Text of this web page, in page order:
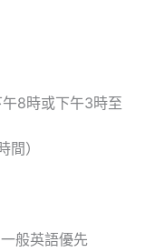
午8時或下午3時至
）
般英語優先